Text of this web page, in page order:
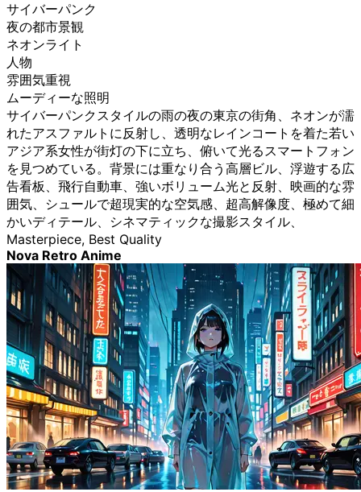
サイバーパンク
夜の都市景観
ネオンライト
人物
雰囲気重視
ムーディーな照明
サイバーパンクスタイルの雨の夜の東京の街角、ネオンが濡
れたアスファルトに反射し、透明なレインコートを着た若い
アジア系女性が街灯の下に立ち、俯いて光るスマートフォン
を見つめている。背景には重なり合う高層ビル、浮遊する広
告看板、飛行自動車、強いボリューム光と反射、映画的な雰
囲気、シュールで超現実的な空気感、超高解像度、極めて細
かいディテール、シネマティックな撮影スタイル、
Masterpiece, Best Quality
Nova Retro Anime